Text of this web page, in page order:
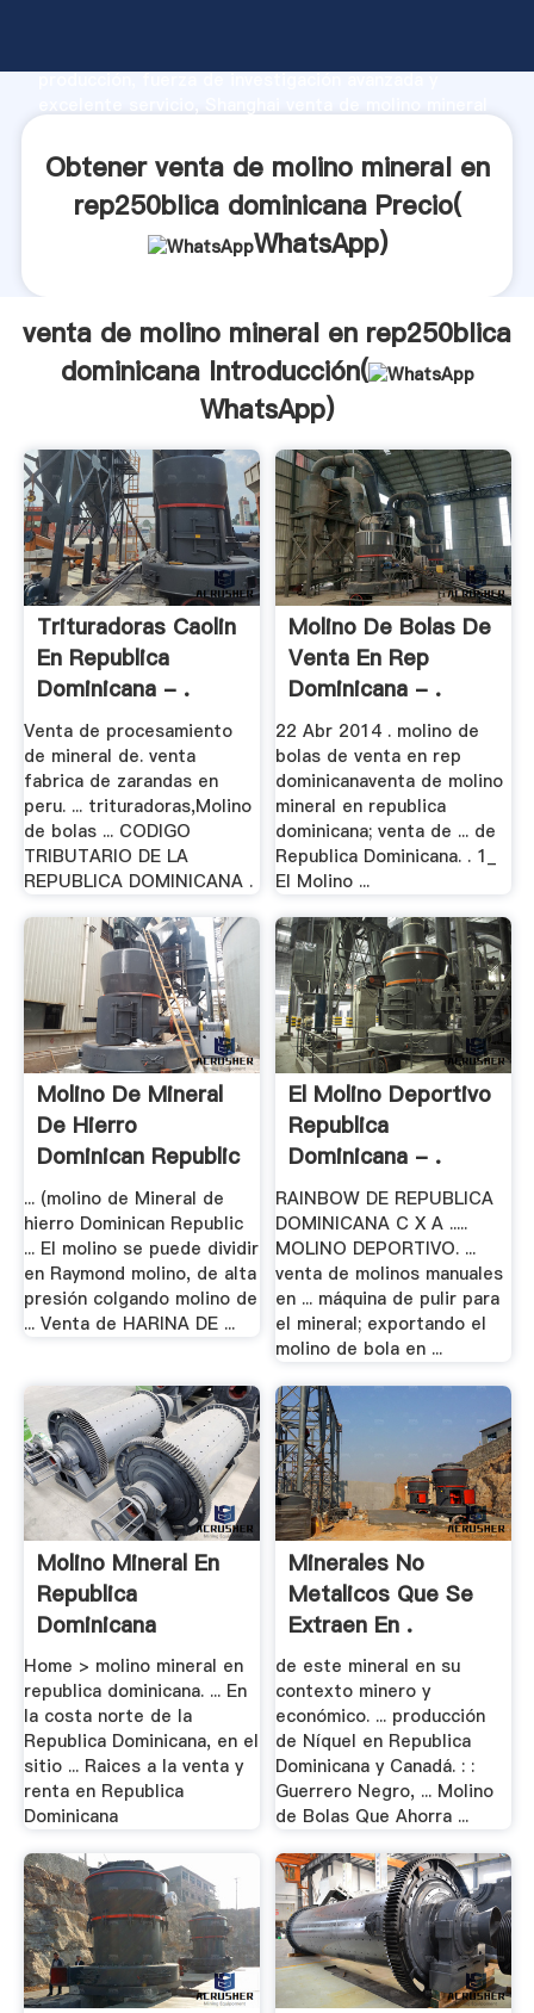
producción, fuerza de investigación avanzada y
aporta valores a todos los clientes.
Obtener venta de molino mineral en
rep250blica dominicana Precio(
WhatsApp)
venta de molino mineral en rep250blica
dominicana Introducción(
WhatsApp)
Trituradoras Caolin
En Republica
Dominicana - .
Venta de procesamiento
de mineral de. venta
fabrica de zarandas en
peru. ... trituradoras,Molino
de bolas ... CODIGO
TRIBUTARIO DE LA
REPUBLICA DOMINICANA .
Molino De Bolas De
Venta En Rep
Dominicana - .
22 Abr 2014 . molino de
bolas de venta en rep
dominicanaventa de molino
mineral en republica
dominicana; venta de ... de
Republica Dominicana. . 1_
El Molino ...
Molino De Mineral
De Hierro
Dominican Republic
.
... (molino de Mineral de
hierro Dominican Republic
... El molino se puede dividir
en Raymond molino, de alta
presión colgando molino de
... Venta de HARINA DE ...
El Molino Deportivo
Republica
Dominicana - .
RAINBOW DE REPUBLICA
DOMINICANA C X A .....
MOLINO DEPORTIVO. ...
venta de molinos manuales
en ... máquina de pulir para
el mineral; exportando el
molino de bola en ...
Molino Mineral En
Republica
Dominicana
Home > molino mineral en
republica dominicana. ... En
la costa norte de la
Republica Dominicana, en el
sitio ... Raices a la venta y
renta en Republica
Dominicana
Minerales No
Metalicos Que Se
Extraen En .
de este mineral en su
contexto minero y
económico. ... producción
de Níquel en Republica
Dominicana y Canadá. : :
Guerrero Negro, ... Molino
de Bolas Que Ahorra ...